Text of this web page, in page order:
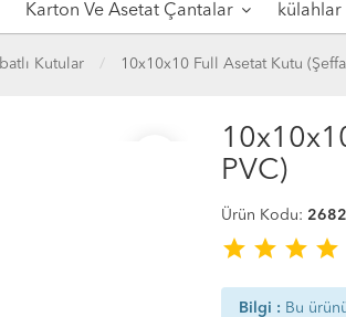
Karton Ve Asetat Çantalar külahlar
Kutular 10x10x10 Full Asetat Kutu
PVC)
Ürün Kodu: 2682
star star star star
Bilgi : Bu